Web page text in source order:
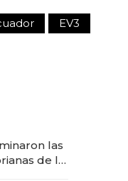
EV3
las
de la